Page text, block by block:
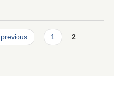
previous 1 2